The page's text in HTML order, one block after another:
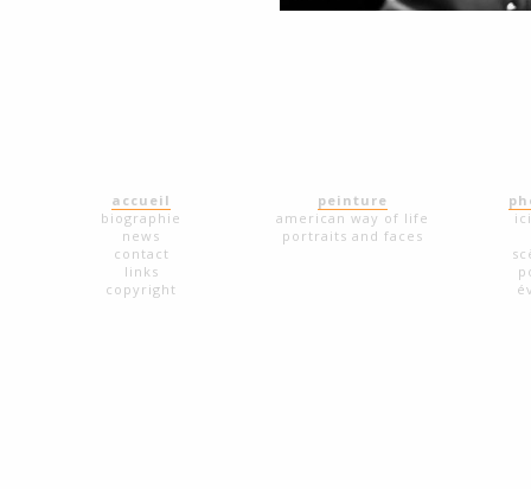
accueil
biographie
news
contact
links
copyright
peinture
american way of life
portraits and faces